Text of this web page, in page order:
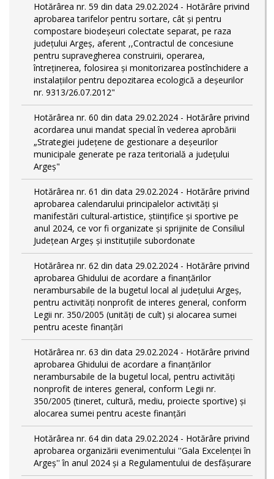
Hotărârea nr. 59 din data 29.02.2024 - Hotărâre privind
aprobarea tarifelor pentru sortare, cât și pentru
compostare biodeșeuri colectate separat, pe raza
județului Argeș, aferent ,,Contractul de concesiune
pentru supravegherea construirii, operarea,
întreținerea, folosirea și monitorizarea postînchidere a
instalațiilor pentru depozitarea ecologică a deșeurilor
nr. 9313/26.07.2012"
Hotărârea nr. 60 din data 29.02.2024 - Hotărâre privind
acordarea unui mandat special în vederea aprobării
„Strategiei județene de gestionare a deșeurilor
municipale generate pe raza teritorială a județului
Argeș"
Hotărârea nr. 61 din data 29.02.2024 - Hotărâre privind
aprobarea calendarului principalelor activităţi şi
manifestări cultural-artistice, ştiinţifice şi sportive pe
anul 2024, ce vor fi organizate şi sprijinite de Consiliul
Judeţean Argeş şi instituţiile subordonate
Hotărârea nr. 62 din data 29.02.2024 - Hotărâre privind
aprobarea Ghidului de acordare a finanţărilor
nerambursabile de la bugetul local al județului Argeș,
pentru activităţi nonprofit de interes general, conform
Legii nr. 350/2005 (unități de cult) și alocarea sumei
pentru aceste finanțări
Hotărârea nr. 63 din data 29.02.2024 - Hotărâre privind
aprobarea Ghidului de acordare a finanţărilor
nerambursabile de la bugetul local, pentru activităţi
nonprofit de interes general, conform Legii nr.
350/2005 (tineret, cultură, mediu, proiecte sportive) și
alocarea sumei pentru aceste finanțări
Hotărârea nr. 64 din data 29.02.2024 - Hotărâre privind
aprobarea organizării evenimentului ''Gala Excelenței în
Argeș'' în anul 2024 și a Regulamentului de desfășurare